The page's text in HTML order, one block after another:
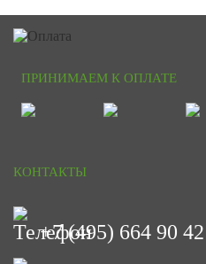
ПРИНИМАЕМ К ОПЛАТЕ
КОНТАКТЫ
+7 (495) 664 90 42